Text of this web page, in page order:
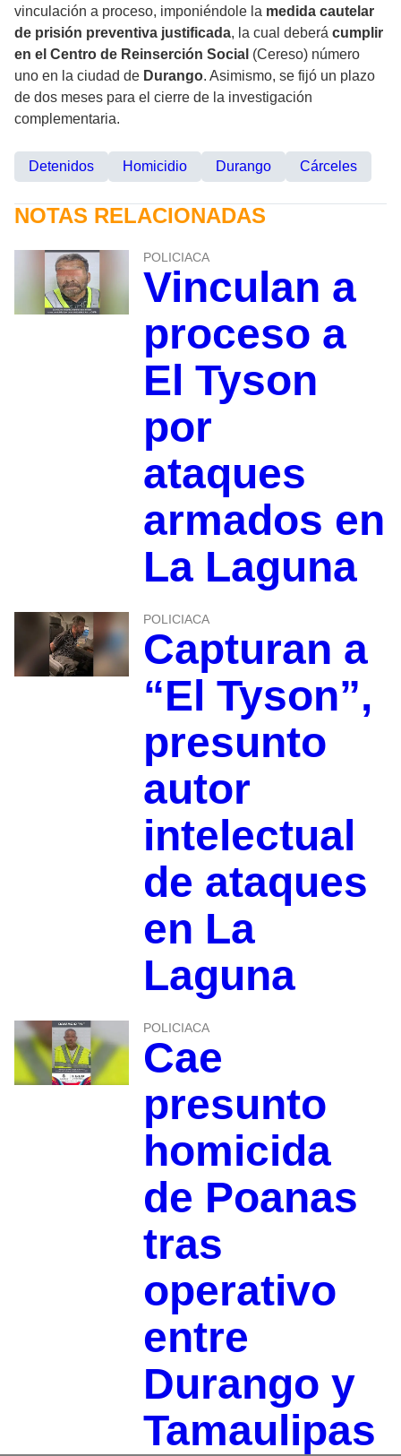
vinculación a proceso, imponiéndole la medida cautelar
de prisión preventiva justificada, la cual deberá cumplir
en el Centro de Reinserción Social (Cereso) número
uno en la ciudad de Durango. Asimismo, se fijó un plazo
de dos meses para el cierre de la investigación
complementaria.
Detenidos Homicidio Durango Cárceles
NOTAS RELACIONADAS
POLICIACA
Vinculan a
proceso a
El Tyson
por
ataques
armados en
La Laguna
POLICIACA
Capturan a
“El Tyson”,
presunto
autor
intelectual
de ataques
en La
Laguna
POLICIACA
Cae
presunto
homicida
de Poanas
tras
operativo
entre
Durango y
Tamaulipas